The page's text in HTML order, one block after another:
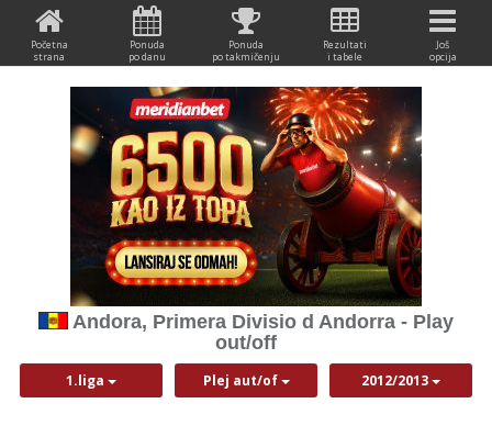
Početna
strana
Ponuda
po danu
Ponuda
po takmičenju
Rezultati
i tabele
Još
opcija
Andora, Primera Divisio d Andorra - Play
out/off
1.liga Plej aut/of 2012/2013